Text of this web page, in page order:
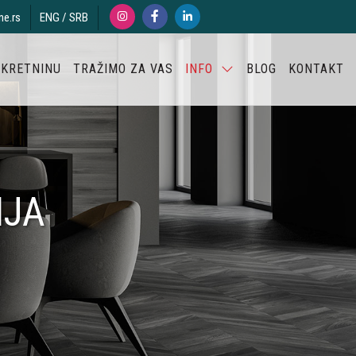
ENG / SRB
TRAŽIMO ZA VAS INFO BLOG KONTAKT